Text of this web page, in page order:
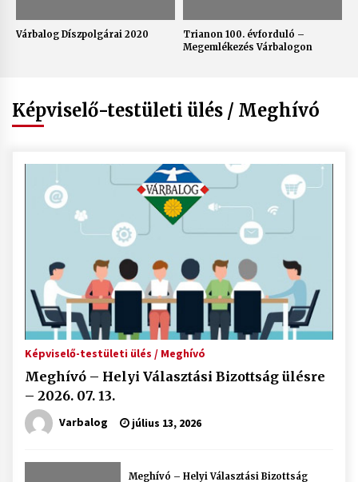
Várbalog Díszpolgárai 2020
Trianon 100. évforduló –
Megemlékezés Várbalogon
Képviselő-testületi ülés / Meghívó
Képviselő-testületi ülés / Meghívó
Meghívó – Helyi Választási Bizottság ülésre
– 2026. 07. 13.
Varbalog július 13, 2026
Meghívó – Helyi Választási Bizottság